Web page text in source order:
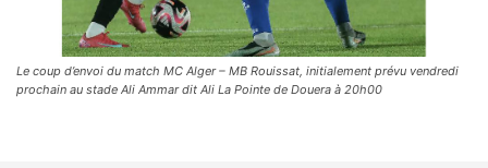
Le coup d’envoi du match MC Alger – MB Rouissat, initialement prévu vendredi
prochain au stade Ali Ammar dit Ali La Pointe de Douera à 20h00